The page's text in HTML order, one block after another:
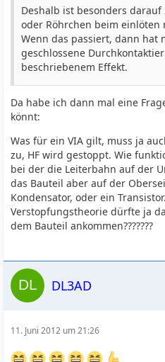
Deshalb ist besonders
oder Röhrchen beim
Wenn das passiert, dann hat
geschlossene
beschriebenem Effekt.
Da habe ich dann mal eine
könnt:
Was für ein VIA gilt, muss ja
zu, HF wird gestoppt. Wie
bei der die Leiterbahn auf der
das Bauteil aber auf der
Kondensator, oder ein
Verstopfungstheorie dürfte ja
dem Bauteil ankommen???????
DL3AD
11. Juni 2012 um 21:26